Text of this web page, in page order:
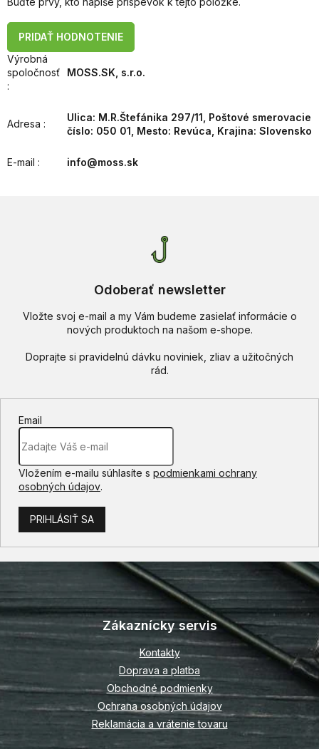
PRIDAŤ HODNOTENIE
Výrobná
spoločnosť
:
MOSS.SK, s.r.o.
Adresa :
Ulica: M.R.Štefánika 297/11, Poštové smerovacie
číslo: 050 01, Mesto: Revúca, Krajina: Slovensko
E-mail : info@moss.sk
Odoberať newsletter
Vložte svoj e-mail a my Vám budeme zasielať informácie o
nových produktoch na našom e-shope.
Email
Vložením e-mailu súhlasíte s podmienkami ochrany
osobných údajov.
PRIHLÁSIŤ SA
Z
á
p
ä
e
Zákaznícky servis
Kontakty
Doprava a platba
Obchodné podmienky
Ochrana osobných údajov
Reklamácia a vrátenie tovaru